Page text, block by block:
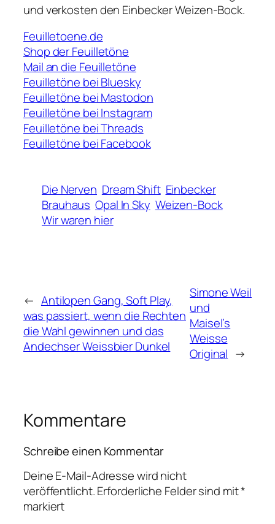
und verkosten den Einbecker Weizen-Bock.
Feuilletoene.de
Shop der Feuilletöne
Mail an die Feuilletöne
Feuilletöne bei Bluesky
Feuilletöne bei Mastodon
Feuilletöne bei Instagram
Feuilletöne bei Threads
Feuilletöne bei Facebook
Die Nerven Dream Shift Einbecker
Brauhaus Opal In Sky Weizen-Bock
Wir waren hier
← Antilopen Gang, Soft Play,
was passiert, wenn die Rechten
die Wahl gewinnen und das
Andechser Weissbier Dunkel
Simone Weil
und
Maisel’s
Weisse
Original →
Kommentare
Schreibe einen Kommentar
Deine E-Mail-Adresse wird nicht
veröffentlicht.Erforderliche Felder sind mit*
markiert